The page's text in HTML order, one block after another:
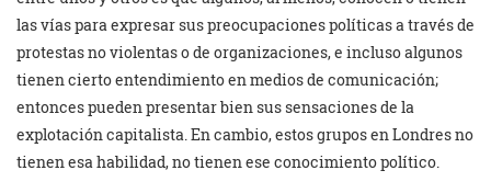
las vías para expresar sus preocupaciones políticas a través de
protestas no violentas o de organizaciones, e incluso algunos
tienen cierto entendimiento en medios de comunicación;
entonces pueden presentar bien sus sensaciones de la
explotación capitalista. En cambio, estos grupos en Londres no
tienen esa habilidad, no tienen ese conocimiento político.